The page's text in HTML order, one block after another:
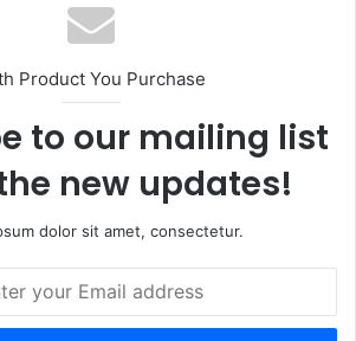
Product You Purchase
to our mailing list
new updates!
dolor sit amet, consectetur.